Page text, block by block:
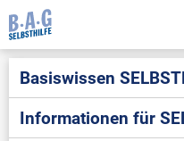
Basiswissen
Informationen für